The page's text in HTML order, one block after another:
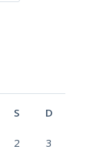
S D
2 3